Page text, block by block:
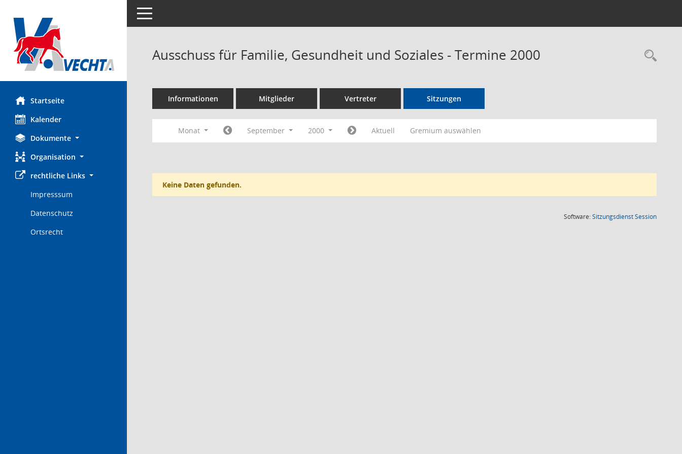
Startseite
Kalender
Dokumente
Organisation
rechtliche Links
Impresssum
Datenschutz
Ortsrecht
Toggle navigation
Ausschuss für Familie, Gesundheit und Soziales - Termine 2000
Informationen Mitglieder Vertreter Sitzungen
Monat September 2000 Aktuell Gremium auswählen
Keine Daten gefunden.
Software:SitzungsdienstSession(Wird in